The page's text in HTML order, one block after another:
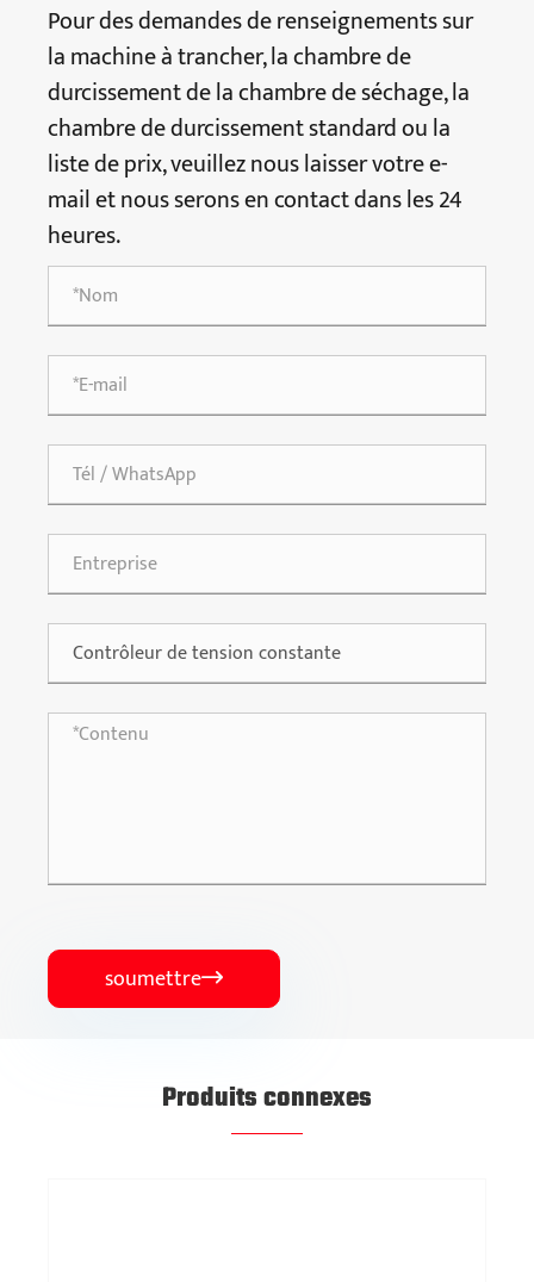
Pour des demandes de renseignements sur
la machine à trancher, la chambre de
durcissement de la chambre de séchage, la
chambre de durcissement standard ou la
liste de prix, veuillez nous laisser votre e-
mail et nous serons en contact dans les 24
heures.
soumettre
Produits connexes